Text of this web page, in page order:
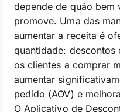
depende de quão bem
promove. Uma das
aumentar a receita é
quantidade: descontos
os clientes a comprar
aumentar
pedido (AOV) e
O Aplicativo de